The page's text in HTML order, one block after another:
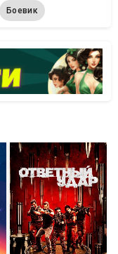
Боевик